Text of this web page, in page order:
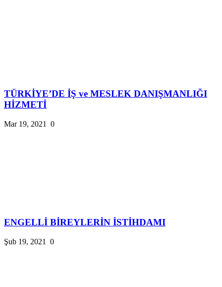
TÜRKİYE’DE İŞ ve MESLEK DANIŞMANLIĞI
HİZMETİ
Mar 19, 2021 0
ENGELLİ BİREYLERİN İSTİHDAMI
Şub 19, 2021 0